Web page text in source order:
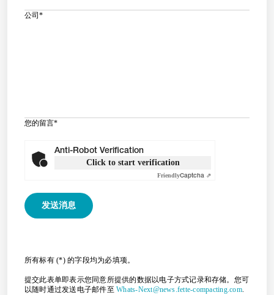
公司 *
您的留言*
Anti-Robot Verification
Click to start verification
FriendlyCaptcha ⇗
所有标有 (*) 的字段均为必填项。
提交此表单即表示您同意所提供的数据以电子方式记录和存储。您可
以随时通过发送电子邮件至Whats-Next@news.fette-compacting.com.